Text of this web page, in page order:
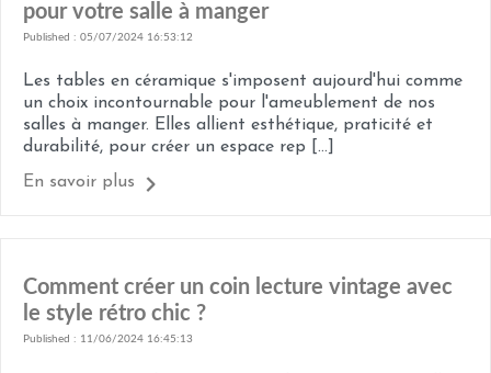
pour votre salle à manger
Published : 05/07/2024 16:53:12
Les tables en céramique s'imposent aujourd'hui comme
un choix incontournable pour l'ameublement de nos
salles à manger. Elles allient esthétique, praticité et
durabilité, pour créer un espace rep [...]
En savoir plus
Comment créer un coin lecture vintage avec
le style rétro chic ?
Published : 11/06/2024 16:45:13